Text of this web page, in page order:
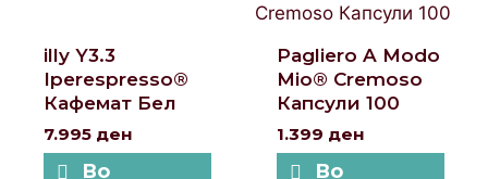
illy Y3.3
Iperespresso®
Кафемат Бел
7.995 ден
Во
Pagliero A Modo
Mio® Cremoso
Капсули 100
1.399 ден
Во